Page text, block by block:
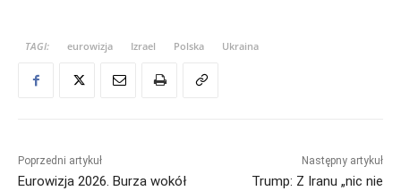
TAGI: eurowizja Izrael Polska Ukraina
Poprzedni artykuł
Eurowizja 2026. Burza wokół
Następny artykuł
Trump: Z Iranu „nic nie